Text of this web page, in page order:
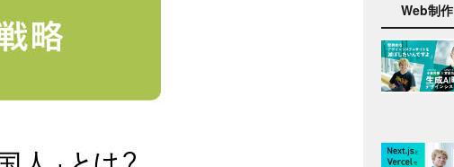
Web制作